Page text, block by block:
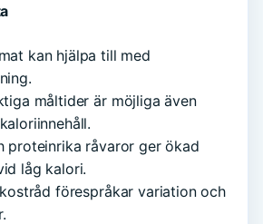
kan hjälpa till med
måltider är möjliga även
proteinrika råvaror ger ökad
låg kalori.
förespråkar variation och